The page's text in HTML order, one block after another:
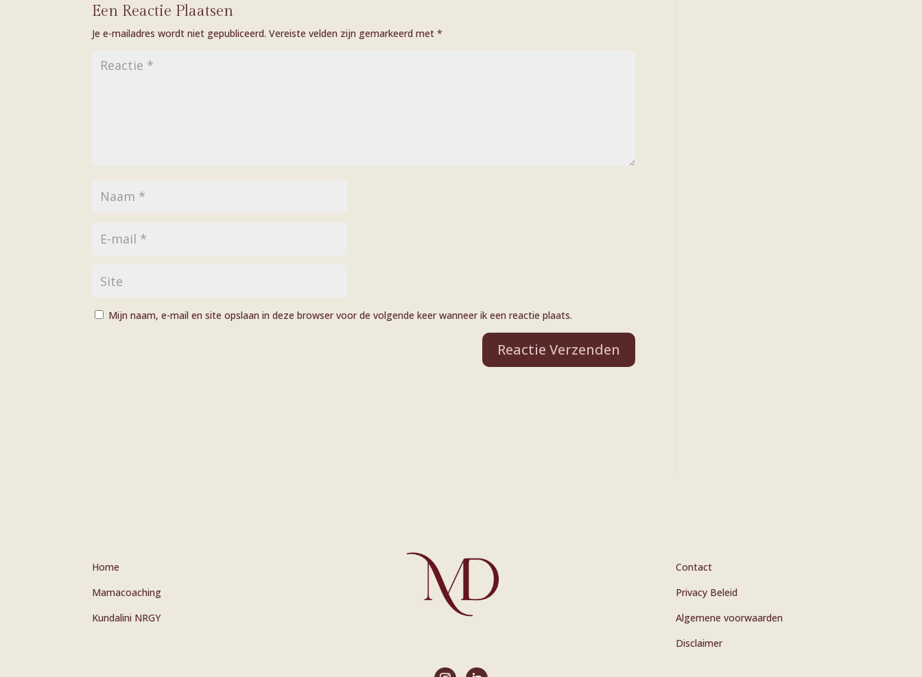
Een Reactie Plaatsen
Je e-mailadres wordt niet gepubliceerd. Vereiste velden zijn gemarkeerd met*
Mijn naam, e-mail en site opslaan in deze browser voor de volgende keer wanneer ik een reactie plaats.
Home
Mamacoaching
Kundalini NRGY
Contact
Privacy Beleid
Algemene voorwaarden
Disclaimer